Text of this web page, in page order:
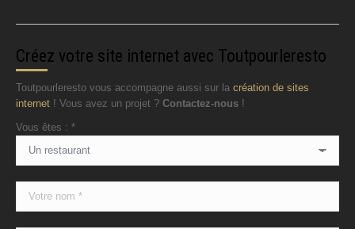
Créez votre site internet avec Toutpourleresto
Toutpourleresto vous accompagne aussi sur la création de sites
internet ! Vous avez un projet ? Contactez-nous !
Vous êtes : *